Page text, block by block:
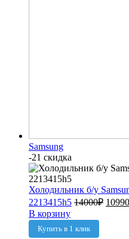
Samsung
-21 скидка
Холодильник б/у
2213415h5 14000₽ 10990
В корзину
Купить в 1 клик